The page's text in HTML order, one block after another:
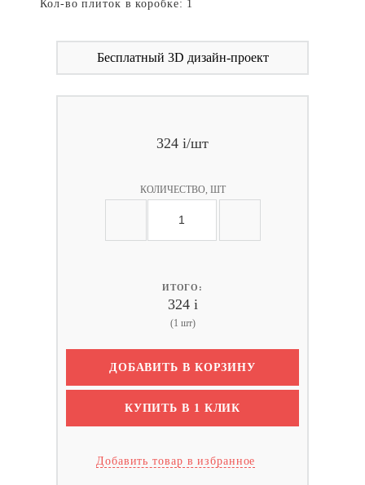
Кол-во плиток в коробке: 1
Бесплатный 3D дизайн-проект
324 i/шт
КОЛИЧЕСТВО, ШТ
ИТОГО:
324 i
(1 шт)
ДОБАВИТЬ В КОРЗИНУ
КУПИТЬ В 1 КЛИК
Добавить товар в избранное